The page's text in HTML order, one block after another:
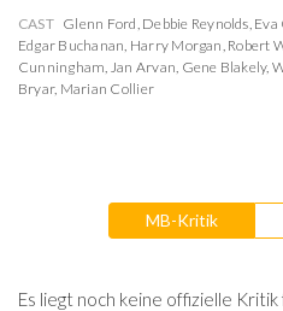
CAST Glenn Ford, Debbie Reynolds, Eva
Edgar Buchanan, Harry Morgan, Robert
Cunningham, Jan Arvan, Gene Blakely,
Bryar, Marian Collier
MB-Kritik
Es liegt noch keine offizielle Kritik